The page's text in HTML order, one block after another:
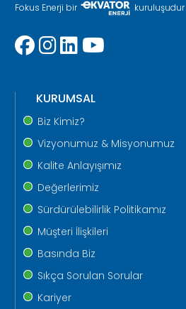
Fokus Enerji bir kuruluşudur
KURUMSAL
Biz Kimiz?
Vizyonumuz & Misyonumuz
Kalite Anlayışımız
Değerlerimiz
Sürdürülebilirlik Politikamız
Müşteri İlişkileri
Basında Biz
Sıkça Sorulan Sorular
Kariyer